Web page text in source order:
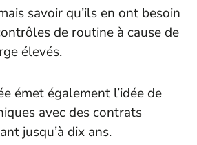
savoir qu’ils en ont besoin
de routine à cause de
élevés.
émet également l’idée de
avec des contrats
jusqu’à dix ans.